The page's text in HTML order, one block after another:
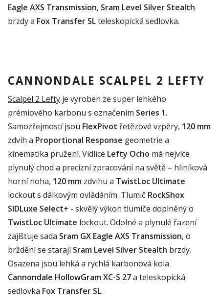
Eagle AXS Transmission, Sram Level Silver Stealth
brzdy a Fox Transfer SLteleskopická sedlovka.
CANNONDALE SCALPEL 2 LEFTY
Scalpel 2 Lefty je vyroben ze super lehkého
prémiového karbonu s označením Series 1.
Samozřejmostí jsou FlexPivot řetězové vzpěry, 120 mm
zdvih a Proportional Response geometrie a
kinematika pružení. Vidlice Lefty Ocho má nejvíce
plynulý chod a precizní zpracování na světě – hliníková
horní noha, 120 mm zdvihu a TwistLoc Ultimate
lockouts dálkovým ovládáním. Tlumič RockShox
SIDLuxe Select+ - skvělý výkon tlumiče doplněný o
TwistLoc Ultimate lockout. Odolné a plynulé řazení
zajišťuje sada Sram GX Eagle AXS Transmission, o
brždění se starajíSram Level Silver Stealth brzdy.
Osazena jsou lehká a rychlá karbonová kola
Cannondale HollowGramXC-S 27a teleskopická
sedlovka Fox Transfer SL.